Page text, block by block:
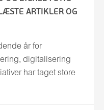
ARTIKLER OG
år for
digitalisering
har taget store